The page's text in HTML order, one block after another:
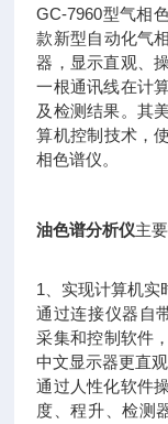
GC-7960型气相
款新型自动化气
器，显示直观、
一根通讯线在计
及检测结果。其
算机控制技术，
相色谱仪。
油色谱分析仪主
1、实现计算机实
通过连接仪器自
采集和控制软件
中文显示器更直
通过人性化软件
度、程升、检测